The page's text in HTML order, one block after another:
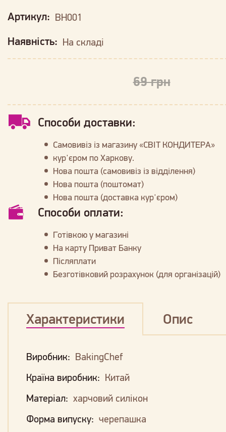
Артикул: BH001
Наявність: На складі
69 грн
Способи доставки:
Самовивіз із магазину «СВІТ КОНДИТЕРА»
кур'єром по Харкову.
Нова пошта (самовивіз із відділення)
Нова пошта (поштомат)
Нова пошта (доставка кур'єром)
Способи оплати:
Готівкою у магазині
На карту Приват Банку
Післяплати
Безготівковий розрахунок (для організацій)
Характеристики Опис
Виробник: BakingChef
Країна виробник: Китай
Матеріал: харчовий силікон
Форма випуску: черепашка